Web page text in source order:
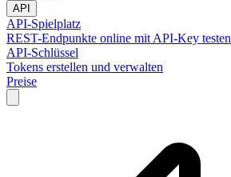
API
API-Spielplatz
REST-Endpunkte online mit API-Key testen
API-Schlüssel
Tokens erstellen und verwalten
Preise